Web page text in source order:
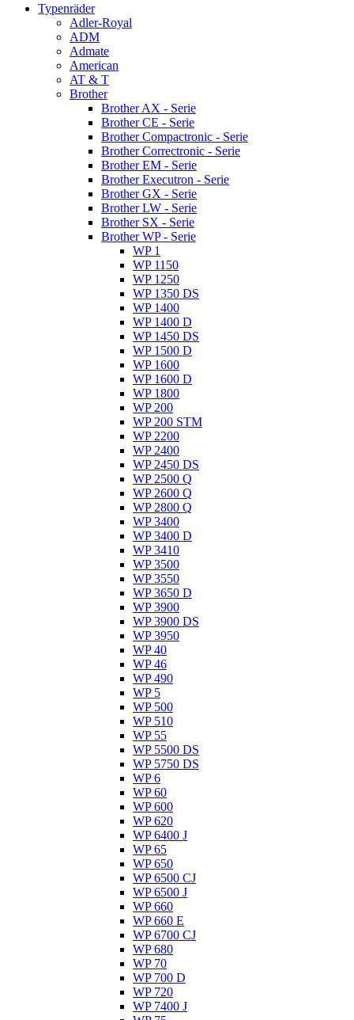
Typenräder
Adler-Royal
ADM
Admate
American
AT & T
Brother
Brother AX - Serie
Brother CE - Serie
Brother Compactronic - Serie
Brother Correctronic - Serie
Brother EM - Serie
Brother Executron - Serie
Brother GX - Serie
Brother LW - Serie
Brother SX - Serie
Brother WP - Serie
WP 1
WP 1150
WP 1250
WP 1350 DS
WP 1400
WP 1400 D
WP 1450 DS
WP 1500 D
WP 1600
WP 1600 D
WP 1800
WP 200
WP 200 STM
WP 2200
WP 2400
WP 2450 DS
WP 2500 Q
WP 2600 Q
WP 2800 Q
WP 3400
WP 3400 D
WP 3410
WP 3500
WP 3550
WP 3650 D
WP 3900
WP 3900 DS
WP 3950
WP 40
WP 46
WP 490
WP 5
WP 500
WP 510
WP 55
WP 5500 DS
WP 5750 DS
WP 6
WP 60
WP 600
WP 620
WP 6400 J
WP 65
WP 650
WP 6500 CJ
WP 6500 J
WP 660
WP 660 E
WP 6700 CJ
WP 680
WP 70
WP 700 D
WP 720
WP 7400 J